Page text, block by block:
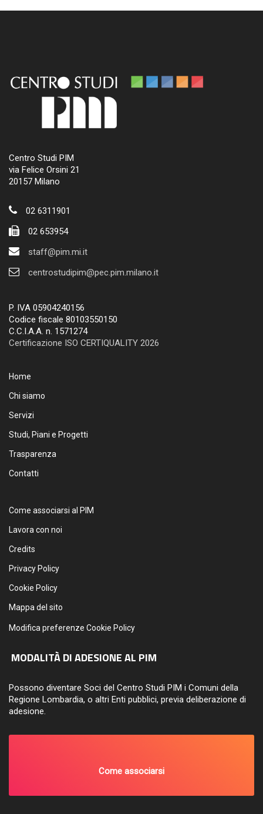
Centro Studi PIM
via Felice Orsini 21
20157 Milano
02 6311901
02 653954
staff@pim.mi.it
centrostudipim@pec.pim.milano.it
P. IVA 05904240156
Codice fiscale 80103550150
C.C.I.A.A. n. 1571274
Certificazione ISO CERTIQUALITY 2026
Home
Chi siamo
Servizi
Studi, Piani e Progetti
Trasparenza
Contatti
Come associarsi al PIM
Lavora con noi
Credits
Privacy Policy
Cookie Policy
Mappa del sito
Modifica preferenze Cookie Policy
MODALITÀ DI ADESIONE AL PIM
Possono diventare Soci del Centro Studi PIM i Comuni della
Regione Lombardia, o altri Enti pubblici, previa deliberazione di
adesione.
Come associarsi